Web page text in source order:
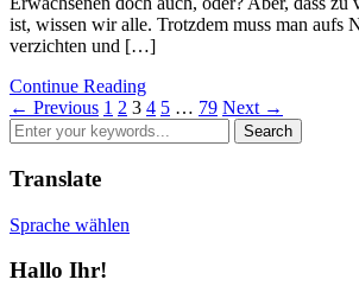
ist, wissen wir alle. Trotzdem muss man aufs
verzichten und […]
Continue Reading
← Previous 1 2 3 4 5 … 79 Next →
Translate
Sprache wählen
Hallo Ihr!